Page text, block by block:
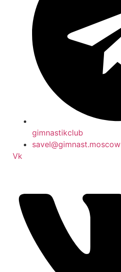
gimnastikclub
savel@gimnast.moscow
Vk